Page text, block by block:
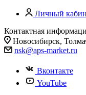
Личный
Контактная
Новосибирск,
nsk@aps-market.ru
Вконтакте
YouTube